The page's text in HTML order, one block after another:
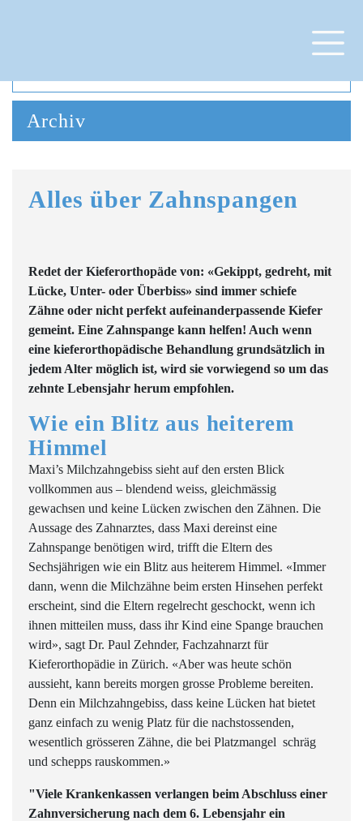
Archiv
Alles über Zahnspangen
Redet der Kieferorthopäde von: «Gekippt, gedreht, mit
Lücke, Unter- oder Überbiss» sind immer schiefe
Zähne oder nicht perfekt aufeinanderpassende Kiefer
gemeint. Eine Zahnspange kann helfen! Auch wenn
eine kieferorthopädische Behandlung grundsätzlich in
jedem Alter möglich ist, wird sie vorwiegend so um das
zehnte Lebensjahr herum empfohlen.
Wie ein Blitz aus heiterem
Himmel
Maxi’s Milchzahngebiss sieht auf den ersten Blick
vollkommen aus – blendend weiss, gleichmässig
gewachsen und keine Lücken zwischen den Zähnen. Die
Aussage des Zahnarztes, dass Maxi dereinst eine
Zahnspange benötigen wird, trifft die Eltern des
Sechsjährigen wie ein Blitz aus heiterem Himmel. «Immer
dann, wenn die Milchzähne beim ersten Hinsehen perfekt
erscheint, sind die Eltern regelrecht geschockt, wenn ich
ihnen mitteilen muss, dass ihr Kind eine Spange brauchen
wird», sagt Dr. Paul Zehnder, Fachzahnarzt für
Kieferorthopädie in Zürich. «Aber was heute schön
aussieht, kann bereits morgen grosse Probleme bereiten.
Denn ein Milchzahngebiss, dass keine Lücken hat bietet
ganz einfach zu wenig Platz für die nachstossenden,
wesentlich grösseren Zähne, die bei Platzmangel schräg
und schepps rauskommen.»
"Viele Krankenkassen verlangen beim Abschluss einer
Zahnversicherung nach dem 6. Lebensjahr ein